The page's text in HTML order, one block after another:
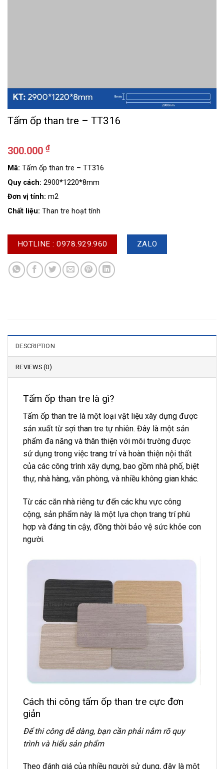
Tấm ốp than tre – TT316
300.000 ₫
Mã: Tấm ốp than tre – TT316
Quy cách: 2900*1220*8mm
Đơn vị tính: m2
Chất liệu: Than tre hoạt tính
HOTLINE : 0978.929.960 ZALO
DESCRIPTION
REVIEWS (0)
Tấm ốp than tre là gì?
Tấm ốp than tre là một loại vật liệu xây dựng được
sản xuất từ sợi than tre tự nhiên. Đây là một sản
phẩm đa năng và thân thiện với môi trường được
sử dụng trong việc trang trí và hoàn thiện nội thất
của các công trình xây dựng, bao gồm nhà phố, biệt
thự, nhà hàng, văn phòng, và nhiều không gian khác.
Từ các căn nhà riêng tư đến các khu vực công
cộng, sản phẩm này là một lựa chọn trang trí phù
hợp và đáng tin cậy, đồng thời bảo vệ sức khỏe con
người.
Cách thi công tấm ốp than tre cực đơn
giản
Để thi công dễ dàng, bạn cần phải nắm rõ quy
trình và hiểu sản phẩm
Theo đánh giá của nhiều người sử dụng, đây là một